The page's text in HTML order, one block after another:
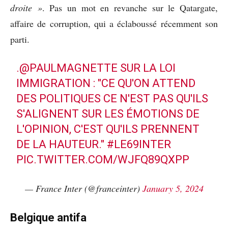
droite ». Pas un mot en revanche sur le Qatargate,
affaire de corruption, qui a éclaboussé récemment son
parti.
.@PAULMAGNETTE SUR LA LOI
IMMIGRATION : "CE QU'ON ATTEND
DES POLITIQUES CE N'EST PAS QU'ILS
S'ALIGNENT SUR LES ÉMOTIONS DE
L'OPINION, C'EST QU'ILS PRENNENT
DE LA HAUTEUR." #LE69INTER
PIC.TWITTER.COM/WJFQ89QXPP
— France Inter (@franceinter) January 5, 2024
Belgique antifa